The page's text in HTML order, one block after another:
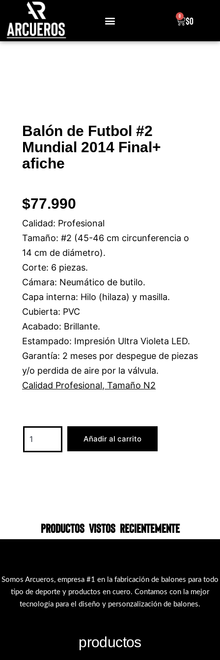
$0
0
Balón de Futbol #2
Mundial 2014 Final+
afiche
$77.990
Calidad: Profesional
Tamaño: #2 (45-46 cm circunferencia o
14 cm de diámetro).
Corte: 6 piezas.
Cámara: Neumático de butilo.
Capa interna: Hilo (hilaza) y masilla.
Cubierta: PVC
Acabado: Brillante.
Estampado: Impresión Ultra Violeta LED.
Garantía: 2 meses por despegue de piezas
y/o perdida de aire por la válvula.
Calidad Profesional, Tamaño N2
Añadir al carrito
Productos vistos recientemente
Somos Arcueros, empresa #1 en la fabricación de balones para todo
tipo de deporte y productos en cuero. Contamos con la mejor
tecnología para el diseño y personzalización de balones.
productos